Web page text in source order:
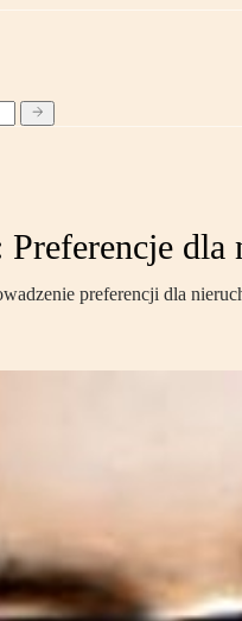
Preferencje
preferencji dla